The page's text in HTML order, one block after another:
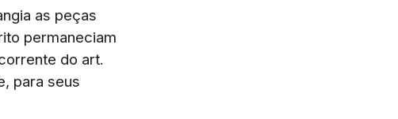
as peças
permaneciam
do art.
para seus